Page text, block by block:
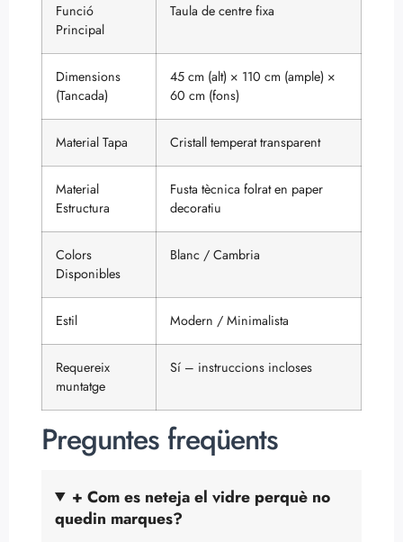
Funció
Principal
Taula de centre fixa
Dimensions
(Tancada)
45 cm (alt) × 110 cm (ample) ×
60 cm (fons)
Material Tapa Cristall temperat transparent
Material
Estructura
Fusta tècnica folrat en paper
decoratiu
Colors
Disponibles
Blanc / Cambria
Estil Modern / Minimalista
Requereix
muntatge
Sí – instruccions incloses
Preguntes freqüents
+ Com es neteja el vidre perquè no
quedin marques?